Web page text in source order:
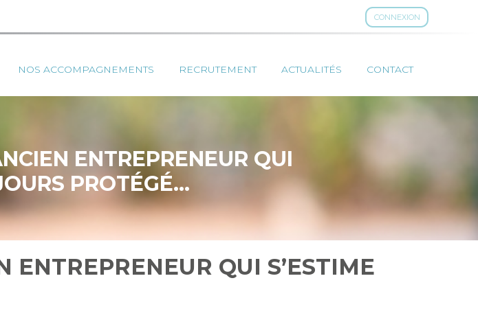
CONNEXION
NOS ACCOMPAGNEMENTS RECRUTEMENT ACTUALITÉS CONTACT
ENTREPRENEUR QUI
PROTÉGÉ…
ENTREPRENEUR QUI S’ESTIME